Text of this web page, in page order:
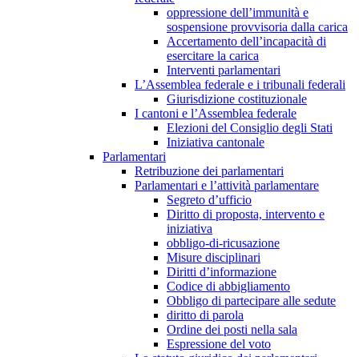
oppressione dell’immunità e
sospensione provvisoria dalla carica
Accertamento dell’incapacità di
esercitare la carica
Interventi parlamentari
L’Assemblea federale e i tribunali federali
Giurisdizione costituzionale
I cantoni e l’Assemblea federale
Elezioni del Consiglio degli Stati
Iniziativa cantonale
Parlamentari
Retribuzione dei parlamentari
Parlamentari e l’attività parlamentare
Segreto d’ufficio
Diritto di proposta, intervento e
iniziativa
obbligo-di-ricusazione
Misure disciplinari
Diritti d’informazione
Codice di abbigliamento
Obbligo di partecipare alle sedute
diritto di parola
Ordine dei posti nella sala
Espressione del voto